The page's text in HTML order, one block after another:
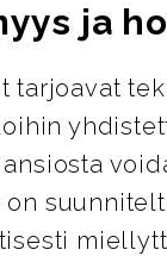
ja
tarjoavat